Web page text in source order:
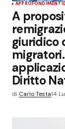
APPROFONDIMENTI
A
giuridico
Diritto
di Carlo Testa14